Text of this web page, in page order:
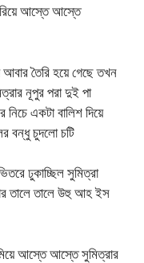
আস্তে আস্তে
তৈরি হয়ে গেছে তখন
নূপুর পরা দুই পা
একটা বালিশ দিয়ে
বন্ধু চুদলো চটি
ঢুকাচ্ছিল সুমিত্রা
তালে তালে উহু আহ ইস
আস্তে আস্তে সুমিত্রার